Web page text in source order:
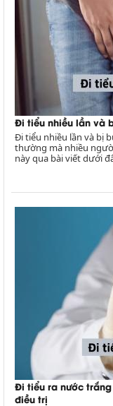
Đi tiểu nhiều lần và
Đi tiểu nhiều lần và bị
thường mà nhiều
này qua bài viết dưới
Đi tiểu ra nước
điều trị